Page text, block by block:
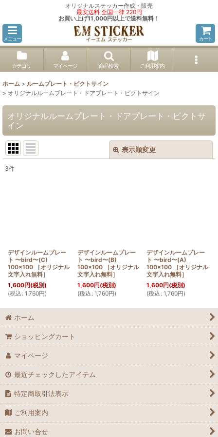
オリジナルステッカー作成・販売
最安送料 全国一律 220円
お買い上げ11,000円以上で送料無料！
メニュー カート
カテゴリ マイページ 商品検索 ご利用案内
ホーム > ルームプレート・ピクトサイン
> オリジナルルームプレート・ドアプレート・ピクトサイン
オリジナルルームプレート・ドアプレート・ピクトサ
イン
表示順変更
3件
デザインルームプレー
ト 〜bird〜(C)
100×100 ［オリジナル
文字入れ無料］
1,600円(税別)
(税込 : 1,760円)
デザインルームプレー
ト 〜bird〜(B)
100×100 ［オリジナル
文字入れ無料］
1,600円(税別)
(税込 : 1,760円)
デザインルームプレー
ト 〜bird〜(A)
100×100 ［オリジナル
文字入れ無料］
1,600円(税別)
(税込 : 1,760円)
ホーム
ショッピングカート
マイページ
最近チェックしたアイテム
特定商取引法表示
ご利用案内
お問い合せ